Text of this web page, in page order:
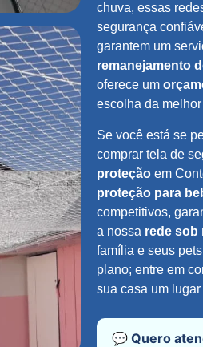
chuva, essas
segurança
garantem um
remanejamento
oferece um
escolha da
Se você está se
comprar tela de
proteção em
proteção para
competitivos,
a nossa rede sob
família e seus
plano; entre em
sua casa um
💬 Quero